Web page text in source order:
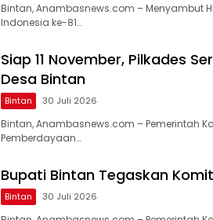
Bintan, Anambasnews.com – Menyambut
Indonesia ke-81…
Siap 11 November, Pilkades
Desa Bintan
Bintan 30 Juli 2026
Bintan, Anambasnews.com – Pemerintah
Pemberdayaan…
Bupati Bintan Tegaskan
Bintan 30 Juli 2026